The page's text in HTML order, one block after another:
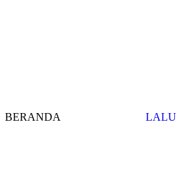
LALU
BERANDA